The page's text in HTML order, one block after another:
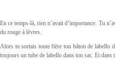
En ce temps-là, rien n’avait d’importance. Tu
du rouge à lèvres.
Alors tu sortais toute fière ton bâton de labello
toujours un tube de labello dans ton sac. Et dans